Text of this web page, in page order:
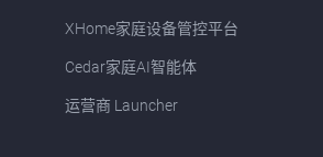
XHome家庭设备管控平台
Cedar家庭AI智能体
运营商 Launcher